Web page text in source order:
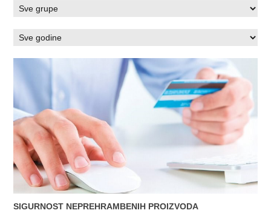
SIGURNOST NEPREHRAMBENIH PROIZVODA